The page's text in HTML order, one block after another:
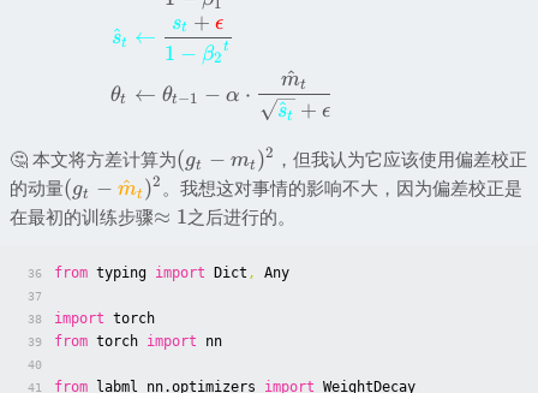
s
^t
θt
←
1 − β2
t
st + ϵ
← θt−1 − α ⋅
s
^t + ϵ
m
^ t
🤔 本文将方差计算为(gt − mt )2 ，但我认为它应该使用偏差校正
的动量(gt − m
^ t)2 。我想这对事情的影响不大，因为偏差校正是
在最初的训练步骤≈ 1之后进行的。
36 from typing import Dict , Any
37
38
import torch
39 from torch import nn
40
41
from labml_nn.optimizers import WeightDecay